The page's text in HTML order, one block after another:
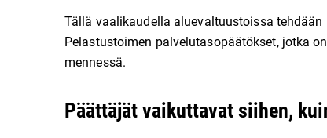
Tällä vaalikaudella aluevaltuustoissa
Pelastustoimen palvelutasopäätökset, jotka
mennessä.
Päättäjät vaikuttavat siihen,